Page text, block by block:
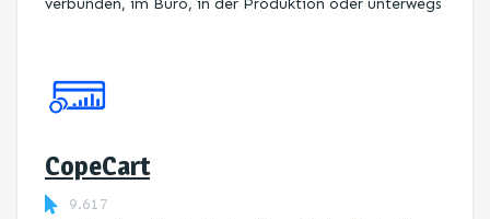
verbunden, im Büro, in der Produktion oder unterwegs
CopeCart
9.617